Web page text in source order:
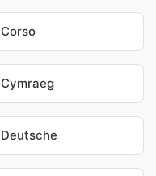
Corso
Cymraeg
Deutsche